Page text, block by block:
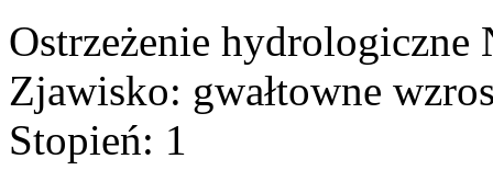
Ostrzeżenie hydrologiczne
Zjawisko: gwałtowne
Stopień: 1